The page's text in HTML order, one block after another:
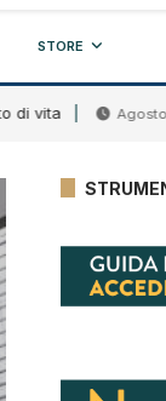
STORE
Agosto 6, 2026